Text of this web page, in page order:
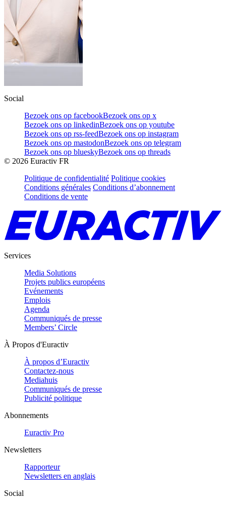
Social
Bezoek ons op facebookBezoek ons op x
Bezoek ons op linkedinBezoek ons op youtube
Bezoek ons op rss-feedBezoek ons op instagram
Bezoek ons op mastodonBezoek ons op telegram
Bezoek ons op blueskyBezoek ons op threads
© 2026 Euractiv FR
Politique de confidentialité Politique cookies
Conditions générales Conditions d’abonnement
Conditions de vente
Services
Media Solutions
Projets publics européens
Evénements
Emplois
Agenda
Communiqués de presse
Members’ Circle
À Propos d'Euractiv
À propos d’Euractiv
Contactez-nous
Mediahuis
Communiqués de presse
Publicité politique
Abonnements
Euractiv Pro
Newsletters
Rapporteur
Newsletters en anglais
Social